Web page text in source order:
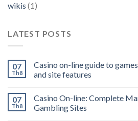
wikis (1)
LATEST POSTS
07
Th8
Casino on-line guide to
and site features
07
Th8
Casino On-line: Complete
Gambling Sites